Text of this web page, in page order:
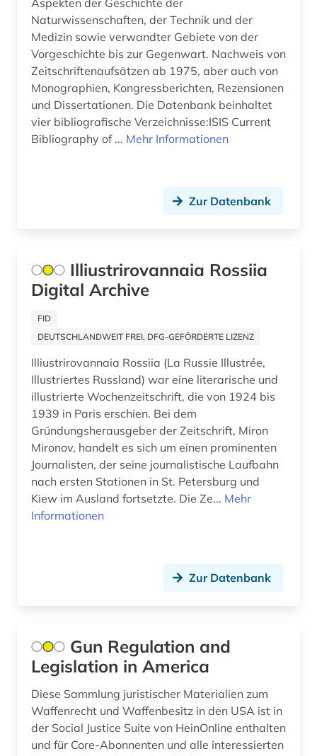
asien (8)
asienforschung (2)
assyriologie (1)
astronomie (1)
atlas (6)
audiovisuelles material (2)
aufgebot (1)
aufsatz (1)
augenzeuge (1)
augenzeugenbericht (1)
augsburg (1)
auktionshaus (1)
ausgrabung (2)
auswanderer (1)
ausweisung (1)
autobiografie (1)
autografen (1)
autor (4)
Griechenland (2)
Griechenland (Altertum) (4)
Großbritannien (40)
Hamburg (6)
Hessen (6)
Israel (16)
Japan (6)
Kroatien (3)
Lettland (4)
Liechtenstein (4)
Litauen (8)
Luxemburg (1)
Moldawien (2)
Niederlande (28)
Niedersachsen (14)
Nordamerika (13)
Nordrhein-Westfalen (6)
Aspekten der Geschichte der
Naturwissenschaften, der Technik und der
Medizin sowie verwandter Gebiete von der
Vorgeschichte bis zur Gegenwart. Nachweis von
Zeitschriftenaufsätzen ab 1975, aber auch von
Monographien, Kongressberichten, Rezensionen
und Dissertationen. Die Datenbank beinhaltet
vier bibliografische Verzeichnisse:ISIS Current
Bibliography of ... Mehr Informationen
Zur Datenbank
Illiustrirovannaia Rossiia
Digital Archive
FID
DEUTSCHLANDWEIT FREI, DFG-GEFÖRDERTE LIZENZ
Illiustrirovannaia Rossiia (La Russie Illustrée,
Illustriertes Russland) war eine literarische und
illustrierte Wochenzeitschrift, die von 1924 bis
1939 in Paris erschien. Bei dem
Gründungsherausgeber der Zeitschrift, Miron
Mironov, handelt es sich um einen prominenten
Journalisten, der seine journalistische Laufbahn
nach ersten Stationen in St. Petersburg und
Kiew im Ausland fortsetzte. Die Ze... Mehr
Informationen
Zur Datenbank
Gun Regulation and
Legislation in America
Diese Sammlung juristischer Materialien zum
Waffenrecht und Waffenbesitz in den USA ist in
der Social Justice Suite von HeinOnline enthalten
und für Core-Abonnenten und alle interessierten